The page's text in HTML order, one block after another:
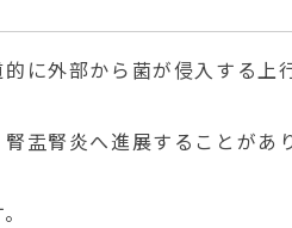
に外部から菌が侵入する上
盂腎炎へ進展することがあ